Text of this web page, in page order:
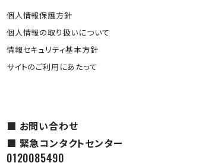
個人情報保護方針
個人情報の取り扱いについて
情報セキュリティ基本方針
サイトのご利用にあたって
■ お問い合わせ
■ 緊急コンタクトセンター
0120085490